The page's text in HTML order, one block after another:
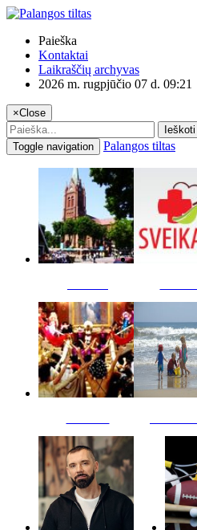
Paieška
Kontaktai
Laikraščių archyvas
2026 m. rugpjūčio 07 d. 09:21
×Close
Ieškoti
Toggle navigation
Palangos tiltas